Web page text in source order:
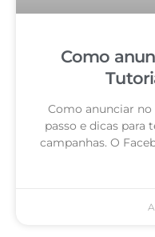
Como
Como anunciar no
passo e dicas para
campanhas. O